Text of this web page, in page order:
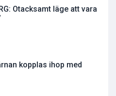
Otacksamt läge att vara
kopplas ihop med